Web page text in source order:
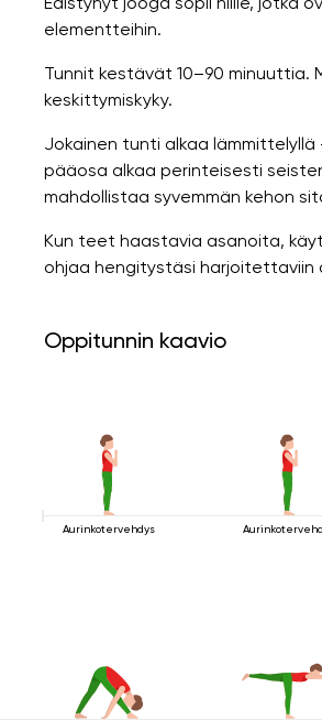
elementteihin.
Tunnit kestävät 10–90 minuuttia.
keskittymiskyky.
Jokainen tunti alkaa lämmittelyllä
pääosa alkaa perinteisesti
mahdollistaa syvemmän kehon
Kun teet haastavia asanoita,
ohjaa hengitystäsi harjoitettaviin
Oppitunnin kaavio
Aurinkotervehdys